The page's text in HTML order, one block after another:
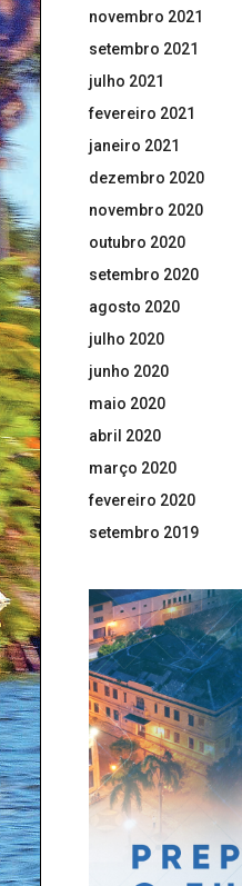
novembro 2021
setembro 2021
julho 2021
fevereiro 2021
janeiro 2021
dezembro 2020
novembro 2020
outubro 2020
setembro 2020
agosto 2020
julho 2020
junho 2020
maio 2020
abril 2020
março 2020
fevereiro 2020
setembro 2019